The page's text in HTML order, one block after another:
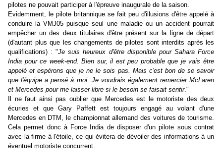
pilotes ne pouvait participer à l'épreuve inaugurale de la saison.
Evidemment, le pilote britannique se fait peu d'illusions d'être appelé à
conduire la VMJ05 puisque seul une maladie ou un accident pourrait
empêcher un des deux titulaires d'être présent sur la ligne de départ
(d'autant plus que les changements de pilotes sont interdits après les
qualifications) : "Je suis heureux d'être disponible pour Sahara Force
India pour ce week-end. Bien sur, il est peu probable que je vais être
appelé et espérons que je ne le sois pas. Mais c'est bon de se savoir
que l'équipe a pensé à moi. Je voudrais également remercier McLaren
et Mercedes pour me laisser libre si le besoin se faisait sentir."
Il ne faut ainsi pas oublier que Mercedes est le motoriste des deux
écuries et que Gary Paffett est toujours engagé au volant d'une
Mercedes en DTM, le championnat allemand des voitures de tourisme.
Cela permet donc à Force India de disposer d'un pilote sous contrat
avec la firme à l'étoile, ce qui évitera de dévoiler des informations à un
éventuel motoriste concurrent.